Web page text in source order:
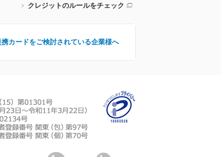
クレジットのルールをチェック
カードをご検討されている企業様へ